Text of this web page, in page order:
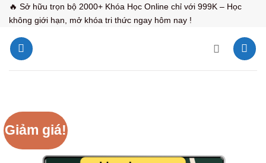
Bỏ
qua
nội
dung
🔥 Sở hữu trọn bộ 2000+ Khóa Học Online chỉ với 999K – Học
không giới hạn, mở khóa tri thức ngay hôm nay !
Giảm giá!